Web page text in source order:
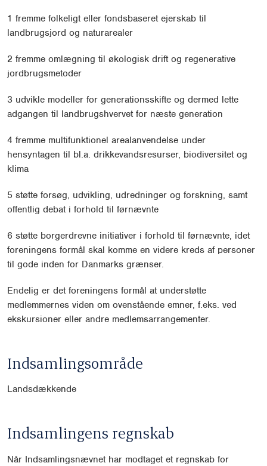
1 fremme folkeligt eller fondsbaseret ejerskab til
landbrugsjord og naturarealer
2 fremme omlægning til økologisk drift og regenerative
jordbrugsmetoder
3 udvikle modeller for generationsskifte og dermed lette
adgangen til landbrugshvervet for næste generation
4 fremme multifunktionel arealanvendelse under
hensyntagen til bl.a. drikkevandsresurser, biodiversitet og
klima
5 støtte forsøg, udvikling, udredninger og forskning, samt
offentlig debat i forhold til førnævnte
6 støtte borgerdrevne initiativer i forhold til førnævnte, idet
foreningens formål skal komme en videre kreds af personer
til gode inden for Danmarks grænser.
Endelig er det foreningens formål at understøtte
medlemmernes viden om ovenstående emner, f.eks. ved
ekskursioner eller andre medlemsarrangementer.
Indsamlingsområde
Landsdækkende
Indsamlingens regnskab
Når Indsamlingsnævnet har modtaget et regnskab for